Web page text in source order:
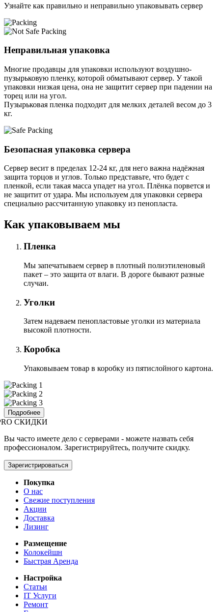
Узнайте как правильно и неправильно упаковывать сервер
Неправильная упаковка
Многие продавцы для упаковки используют воздушно-
пузырьковую пленку, которой обматывают сервер. У такой
упаковки низкая цена, она не защитит сервер при падении на
торец или на угол.
Пузырьковая пленка подходит для мелких деталей весом до 3
кг.
Безопасная упаковка сервера
Сервер весит в пределах 12-24 кг, для него важна надёжная
защита торцов и углов. Только представьте, что будет с
пленкой, если такая масса упадет на угол. Плёнка порвется и
не защитит от удара. Мы используем для упаковки сервера
специально расcчитанную упаковку из пенопласта.
Как упаковываем мы
Пленка
Мы запечатываем сервер в плотный полиэтиленовый
пакет – это защита от влаги. В дороге бывают разные
случаи.
Уголки
Затем надеваем пенопластовые уголки из материала
высокой плотности.
Коробка
Упаковываем товар в коробку из пятислойного картона.
Подробнее
СКИДКИ
Вы часто имеете дело с серверами - можете назвать себя
профессионалом. Зарегистрируйтесь, получите скидку.
Зарегистрироваться
Покупка
О нас
Свежие поступления
Акции
Доставка
Лизинг
Размещение
Колокейшн
Быстрая Аренда
Настройка
Статьи
IT Услуги
Ремонт